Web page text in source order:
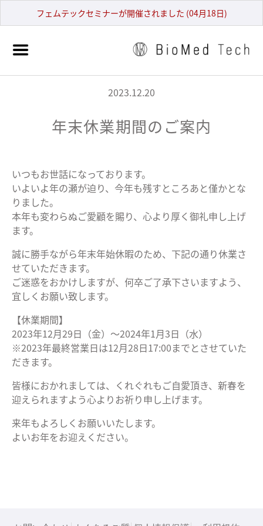
フェムテックセミナーが開催されました (04月18日)
2023.12.20
年末休業期間のご案内
いつもお世話になっております。
いよいよ年の瀬が迫り、今年も残すところあと僅かとな
りました。
本年も変わらぬご愛顧を賜り、心より厚く御礼申し上げ
ます。
誠に勝手ながら年末年始休暇のため、下記の通り休業さ
せていただきます。
ご迷惑をおかけしますが、何卒ご了承下さいますよう、
宜しくお願い致します。
【休業期間】
2023年12月29日（金）～2024年1月3日（水）
※2023年最終営業日は12月28日17:00までとさせていた
だきます。
皆様におかれましては、くれぐれもご自愛頂き、新春を
迎えられますよう心よりお祈り申し上げます。
来年もよろしくお願いいたします。
よいお年をお迎えください。